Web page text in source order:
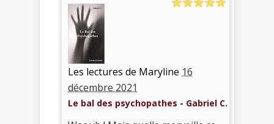
Les lectures de Maryline 16
décembre 2021
Le bal des psychopathes - Gabriel C.